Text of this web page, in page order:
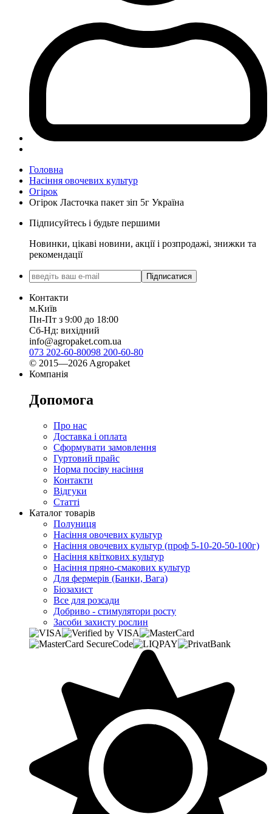
Головна
Насіння овочевих культур
Огірок
Огірок Ласточка пакет зіп 5г Україна
Підписуйтесь і будьте першими
Новинки, цікаві новини, акції і розпродажі, знижки та
рекомендації
Підписатися
Контакти
м.Київ
Пн-Пт з 9:00 до 18:00
Сб-Нд: вихідний
info@agropaket.com.ua
073 202-60-80098 200-60-80
© 2015—2026 Agropaket
Компанія
Допомога
Про нас
Доставка і оплата
Сформувати замовлення
Гуртовий прайс
Норма посіву насіння
Контакти
Відгуки
Статті
Каталог товарів
Полуниця
Насіння овочевих культур
Насіння овочевих культур (проф 5-10-20-50-100г)
Насіння квіткових культур
Насіння пряно-смакових культур
Для фермерів (Банки, Вага)
Біозахист
Все для розсади
Добриво - стимулятори росту
Засоби захисту рослин